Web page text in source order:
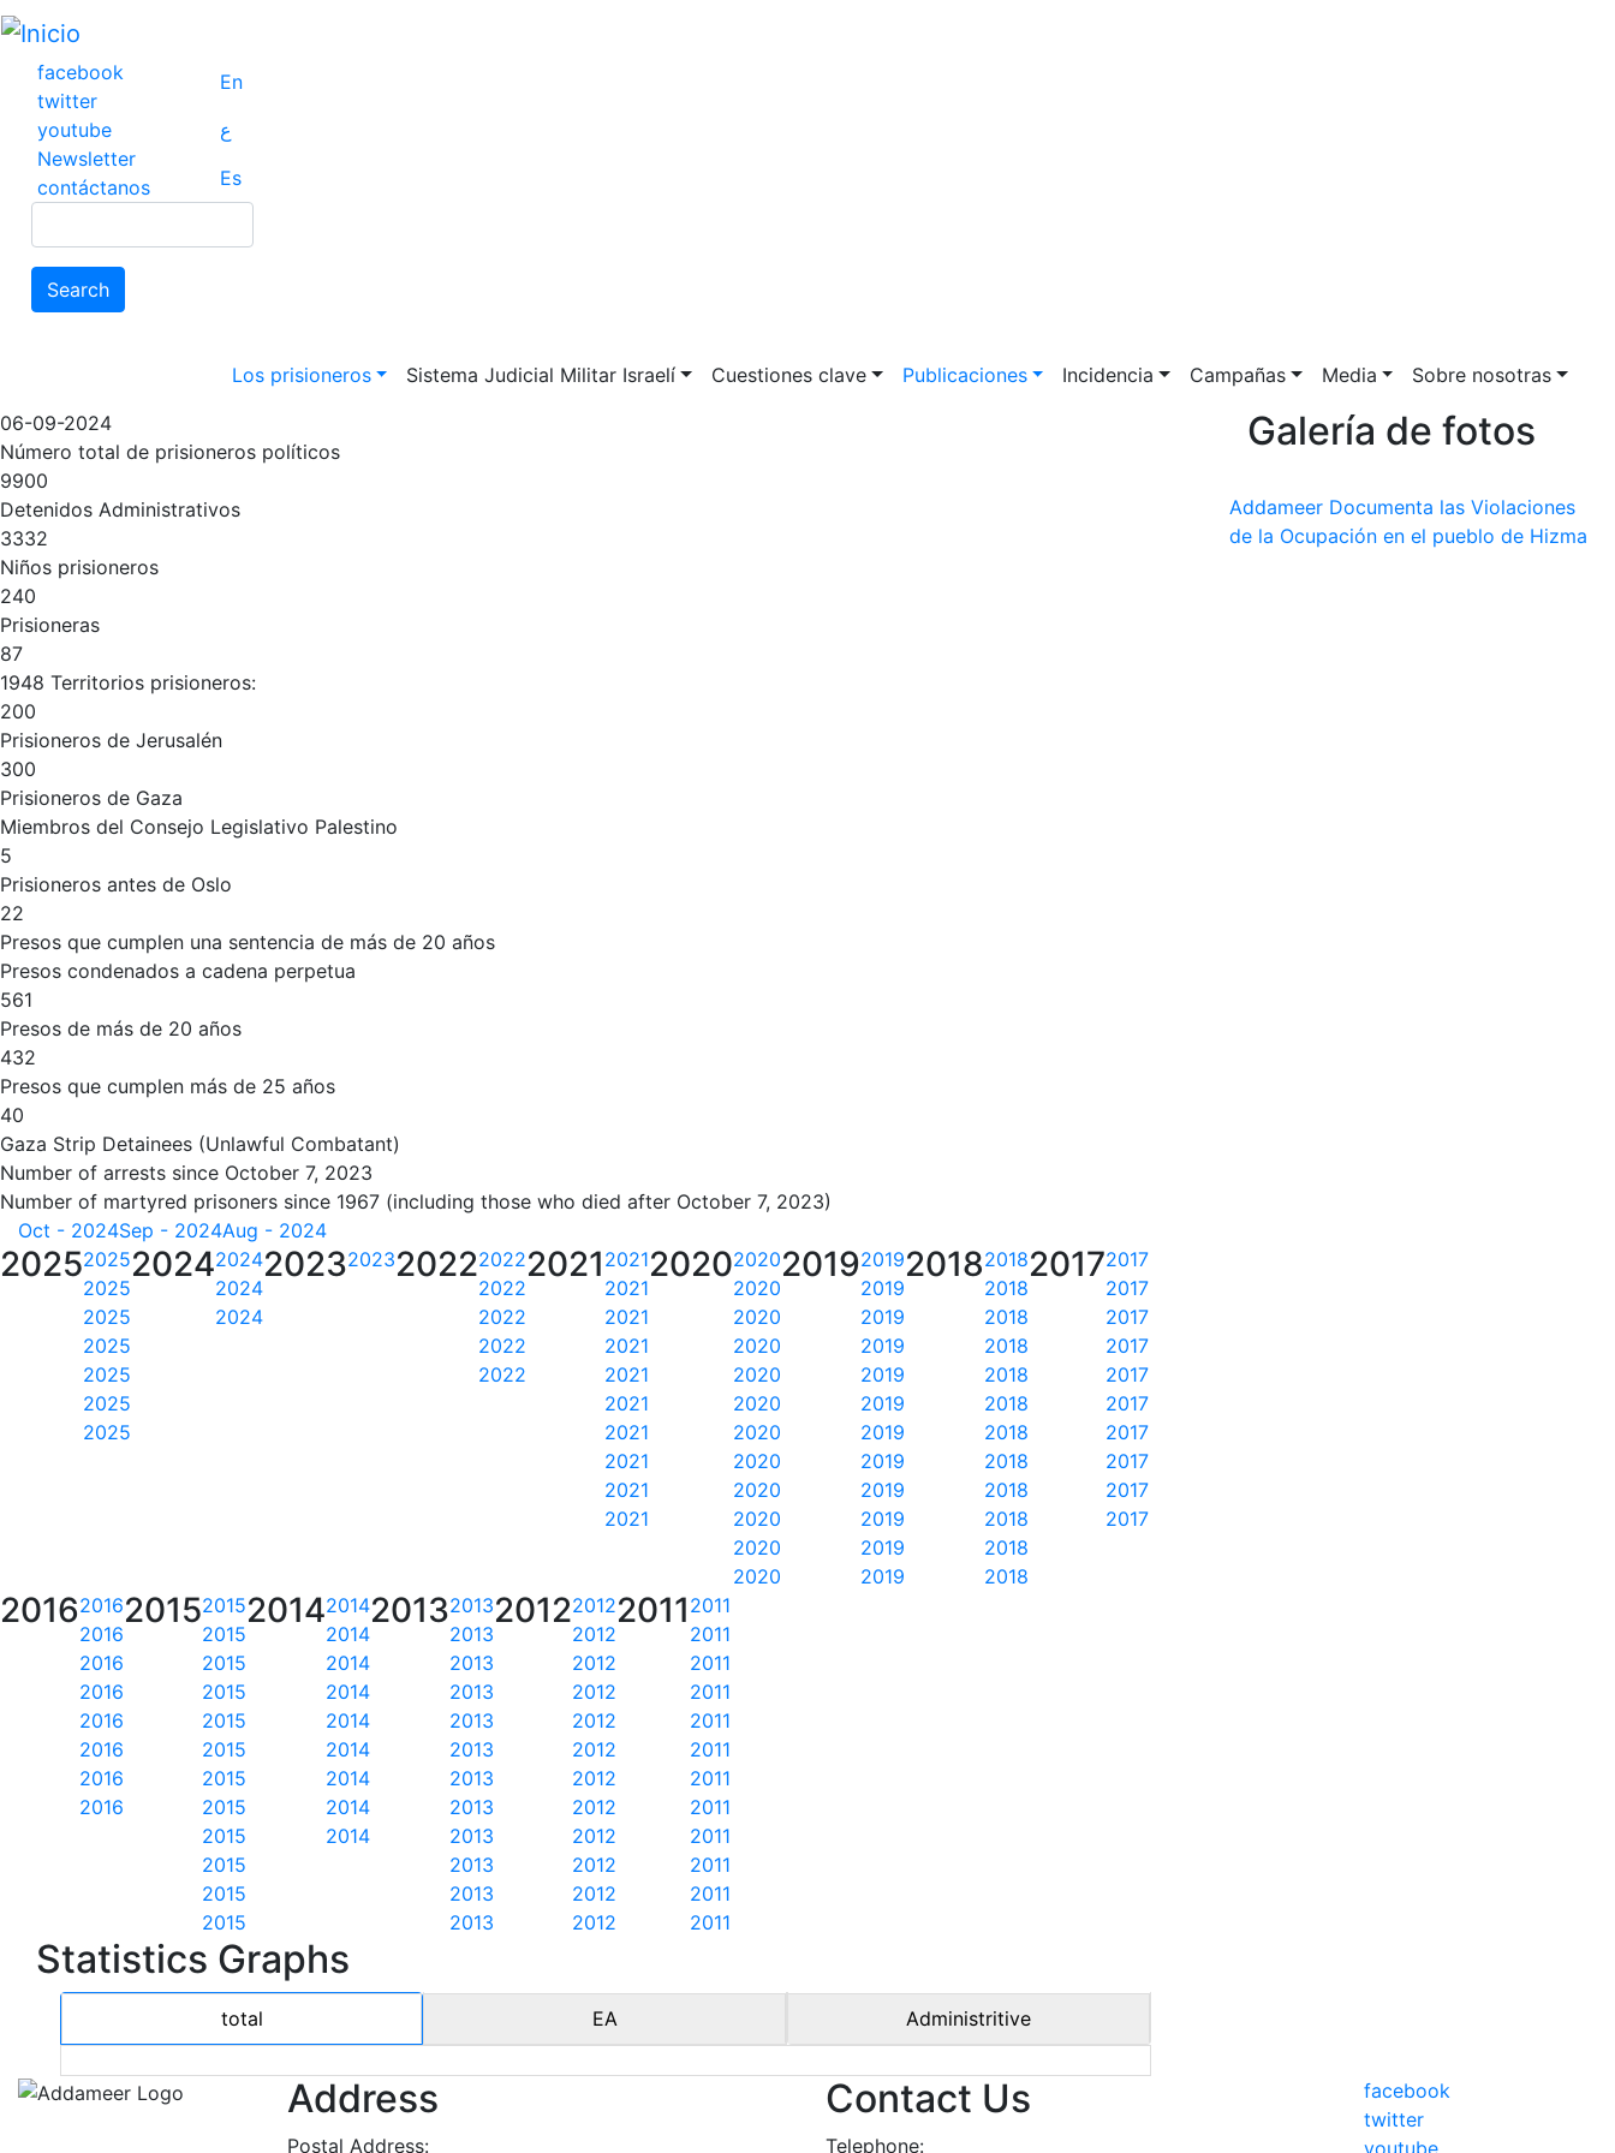
Pasar
contenido
principal
facebook
twitter
youtube
Newsletter
contáctanos
En
ع
Es
Search
Main navigation
Los prisioneros Sistema Judicial Militar Israelí Cuestiones clave Publicaciones Incidencia Campañas Media
Sobre nosotras
06-09-2024
Número total de prisioneros políticos
9900
Detenidos Administrativos
3332
Niños prisioneros
240
Prisioneras
87
1948 Territorios prisioneros:
200
Prisioneros de Jerusalén
300
Prisioneros de Gaza
Miembros del Consejo Legislativo Palestino
5
Prisioneros antes de Oslo
22
Presos que cumplen una sentencia de más de 20 años
Presos condenados a cadena perpetua
561
Presos de más de 20 años
432
Presos que cumplen más de 25 años
40
Gaza Strip Detainees (Unlawful Combatant)
Number of arrests since October 7, 2023
Number of martyred prisoners since 1967 (including those who died after October 7, 2023)
Oct - 2024Sep - 2024Aug - 2024
20252025
2025
2025
2025
2025
2025
2025
20242024
2024
2024
2023202320222022
2022
2022
2022
2022
2021 2021
2021
2021
2021
2021
2021
2021
2021
2021
2021
20202020
2020
2020
2020
2020
2020
2020
2020
2020
2020
2020
2020
20192019
2019
2019
2019
2019
2019
2019
2019
2019
2019
2019
2019
20182018
2018
2018
2018
2018
2018
2018
2018
2018
2018
2018
2018
20172017
2017
2017
2017
2017
2017
2017
2017
2017
2017
20162016
2016
2016
2016
2016
2016
2016
2016
20152015
2015
2015
2015
2015
2015
2015
2015
2015
2015
2015
2015
20142014
2014
2014
2014
2014
2014
2014
2014
2014
20132013
2013
2013
2013
2013
2013
2013
2013
2013
2013
2013
2013
20122012
2012
2012
2012
2012
2012
2012
2012
2012
2012
2012
2012
2011 2011
2011
2011
2011
2011
2011
2011
2011
2011
2011
2011
2011
Statistics Graphs
total EA Administritive
Galería de fotos
Addameer Documenta las Violaciones
de la Ocupación en el pueblo de Hizma
Address
Postal Address:
Contact Us
Telephone:
facebook
twitter
youtube